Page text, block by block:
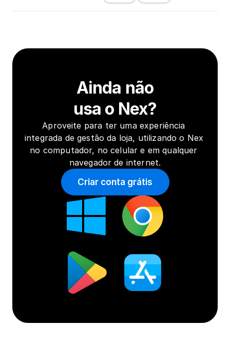
Ainda não
usa o Nex?
Aproveite para ter uma experiência
integrada de gestão da loja, utilizando o Nex
no computador, no celular e em qualquer
navegador de internet.
Criar conta grátis